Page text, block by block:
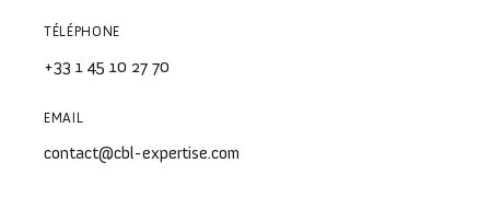
TÉLÉPHONE
+33 1 45 10 27 70
EMAIL
contact@cbl-expertise.com